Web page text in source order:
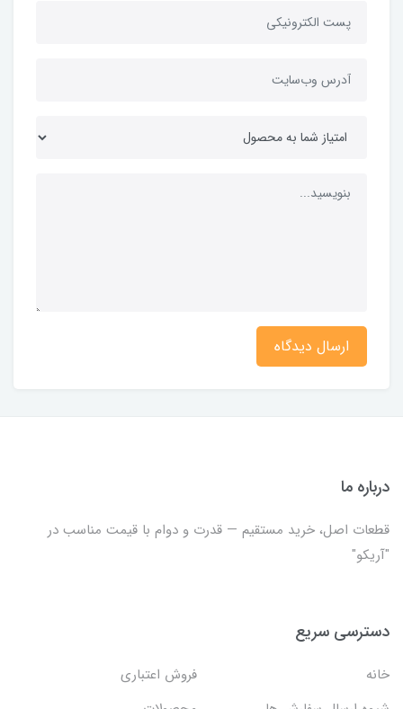
ارسال دیدگاه
درباره ما
قطعات اصل، خرید مستقیم — قدرت و دوام با قیمت مناسب در
"آریکو"
دسترسی سریع
خانه
فروش اعتباری